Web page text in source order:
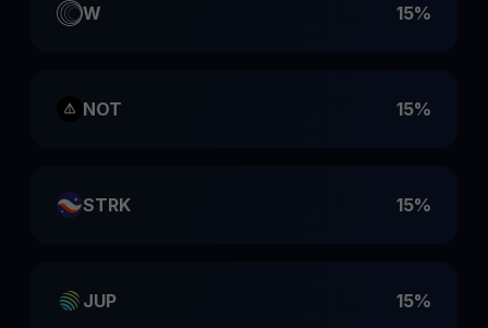
W 15%
NOT 15%
STRK 15%
JUP 15%